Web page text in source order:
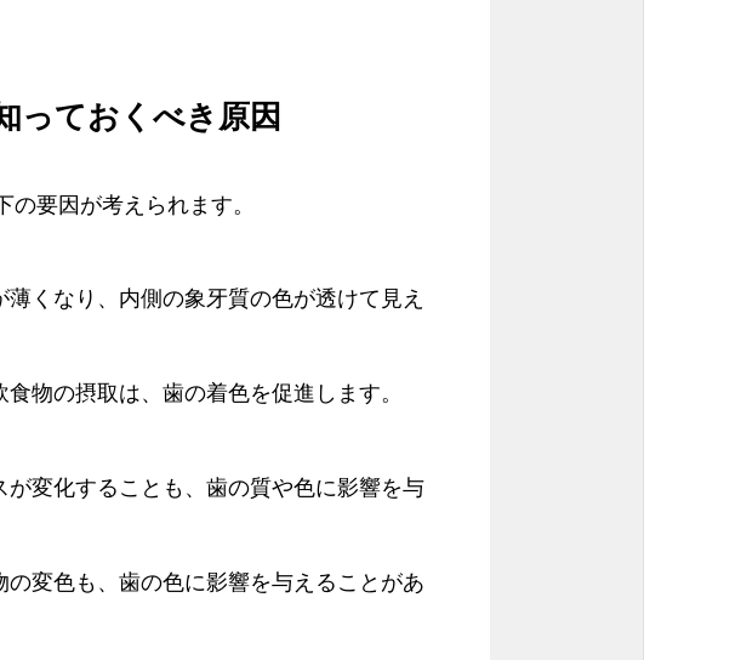
っておくべき原因
要因が考えられます。
くなり、内側の象牙質の色が透けて見え
物の摂取は、歯の着色を促進します。
変化することも、歯の質や色に影響を与
変色も、歯の色に影響を与えることがあ